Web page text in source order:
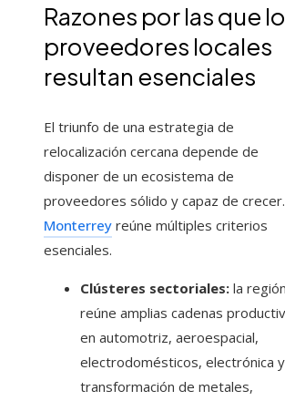
Razones por las que
proveedores locales
resultan esenciales
El triunfo de una estrategia de
relocalización cercana depende de
disponer de un ecosistema de
proveedores sólido y capaz de crecer.
Monterrey reúne múltiples criterios
esenciales.
Clústeres sectoriales: la región
reúne amplias cadenas
en automotriz, aeroespacial,
electrodomésticos, electrónica y
transformación de metales,